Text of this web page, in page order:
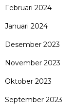
Februari 2024
Januari 2024
Desember 2023
November 2023
Oktober 2023
September 2023